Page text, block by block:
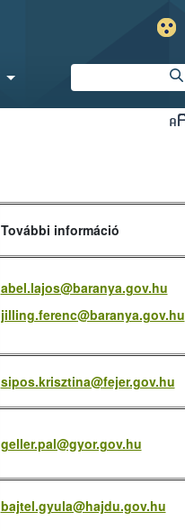
További információ
abel.lajos@baranya.gov.hu
jilling.ferenc@baranya.gov.hu
sipos.krisztina@fejer.gov.hu
geller.pal@gyor.gov.hu
bajtel.gyula@hajdu.gov.hu